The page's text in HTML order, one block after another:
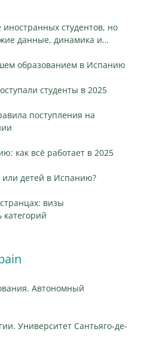
студентов, но
данные, динамика и
образованием в Испанию
студенты в 2025
поступления на
как всё работает в 2025
или детей в Испанию?
визы
Автономный
Университет Сантьяго-де-